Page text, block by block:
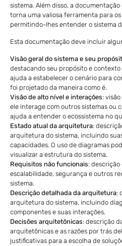
sistema. Além disso, a
torna uma valiosa ferramenta para
permitindo-lhes entender o sistema
Esta documentação deve incluir
Visão geral do sistema e seu
destacando seu propósito e
ajuda a estabelecer o cenário para
foi projetado da maneira como é.
Visão de alto nível e interações:
ele interage com outros sistemas ou
ajuda a entender o ecossistema no
Estado atual da arquitetura:
arquitetura do sistema, incluindo
capacidades. O uso de diagramas
visualizar a estrutura do sistema.
Requisitos não funcionais: descrição
escalabilidade, segurança e outros
sistema.
Descrição detalhada da arquitetura:
arquitetura do sistema, incluindo
componentes e suas interações.
Decisões arquitetônicas: descrição
arquitetônicas e as razões por trás
justificativas para a escolha de